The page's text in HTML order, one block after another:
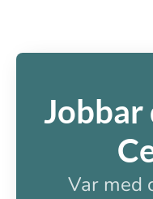
Jobbar
Var med